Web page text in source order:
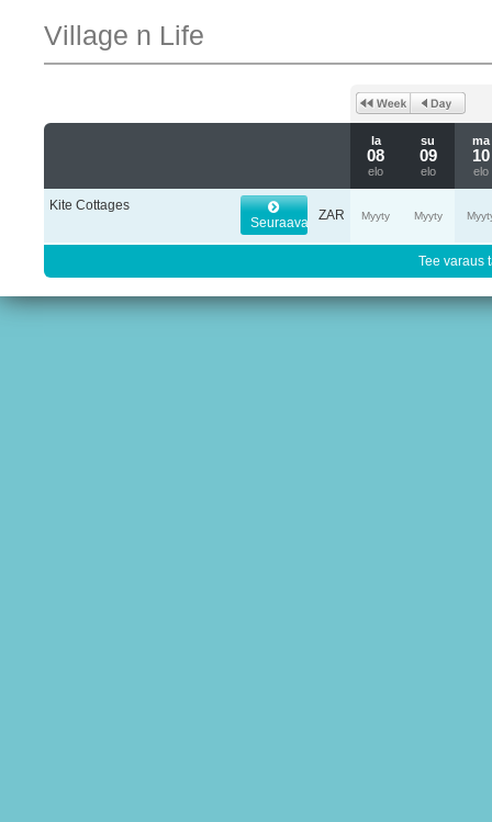
Village n Life
la
08
elo
su
09
elo
ma
10
elo
Kite Cottages
Seuraava
ZAR Myyty Myyty
Tee varaus